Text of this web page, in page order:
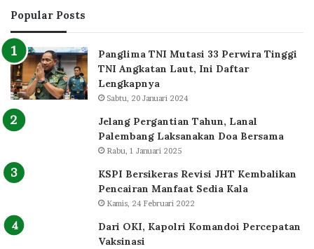
Popular Posts
Panglima TNI Mutasi 33 Perwira Tinggi
TNI Angkatan Laut, Ini Daftar
Lengkapnya
Sabtu, 20 Januari 2024
Jelang Pergantian Tahun, Lanal
Palembang Laksanakan Doa Bersama
Rabu, 1 Januari 2025
KSPI Bersikeras Revisi JHT Kembalikan
Pencairan Manfaat Sedia Kala
Kamis, 24 Februari 2022
Dari OKI, Kapolri Komandoi Percepatan
Vaksinasi